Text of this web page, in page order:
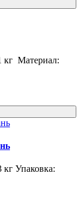
кг Материал:
Упаковка: